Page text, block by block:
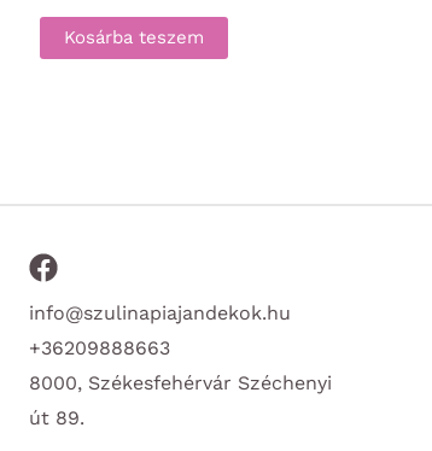
Kosárba teszem
info@szulinapiajandekok.hu
+36209888663
8000, Székesfehérvár Széchenyi
út 89.